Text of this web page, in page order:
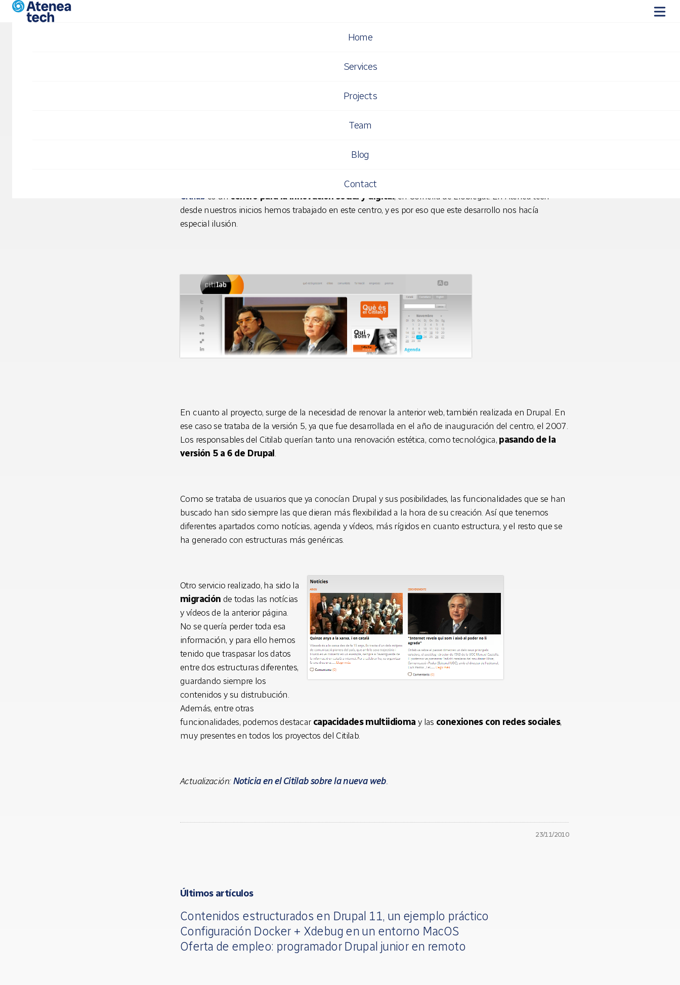
Skip to main content
Home
Services
Projects
Team
Blog
Contact
Nuevo proyecto: web del Citilab
FICOD, la feria de contenidos más importante a nivel nacional.
Citilab es un centro para la innovación social y digital, en Cornellà de Llobregat. En Atenea tech
desde nuestros inicios hemos trabajado en este centro, y es por eso que este desarrollo nos hacía
especial ilusión.
En cuanto al proyecto, surge de la necesidad de renovar la anterior web, también realizada en Drupal. En
ese caso se trataba de la versión 5, ya que fue desarrollada en el año de inauguración del centro, el 2007.
Los responsables del Citilab querían tanto una renovación estética, como tecnológica,pasando de la
versión 5 a 6 de Drupal.
Como se trataba de usuarios que ya conocían Drupal y sus posibilidades, las funcionalidades que se han
buscado han sido siempre las que dieran más flexibilidad a la hora de su creación. Así que tenemos
diferentes apartados como notícias, agenda y vídeos, más rígidos en cuanto estructura, y el resto que se
ha generado con estructuras más genéricas.
Otro servicio realizado, ha sido la
migración de todas las notícias
y vídeos de la anterior página.
No se quería perder toda esa
información, y para ello hemos
tenido que traspasar los datos
entre dos estructuras diferentes,
guardando siempre los
contenidos y su distrubución.
Además, entre otras
funcionalidades, podemos destacar capacidades multiidiomay las conexiones con redes sociales,
muy presentes en todos los proyectos del Citilab.
Actualización:Noticia en el Citilab sobre la nueva web.
23/11/2010
Últimos artículos
Contenidos estructurados en Drupal 11, un ejemplo práctico
Configuración Docker + Xdebug en un entorno MacOS
Oferta de empleo: programador Drupal junior en remoto